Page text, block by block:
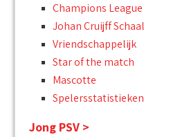
Champions League
Johan Cruijff Schaal
Vriendschappelijk
Star of the match
Mascotte
Spelersstatistieken
Jong PSV >